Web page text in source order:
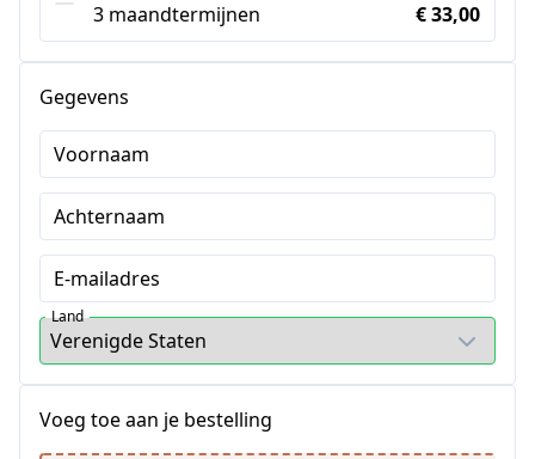
3 maandtermijnen € 33,00
Gegevens
Voornaam
Achternaam
E-mailadres
Land
Voeg toe aan je bestelling